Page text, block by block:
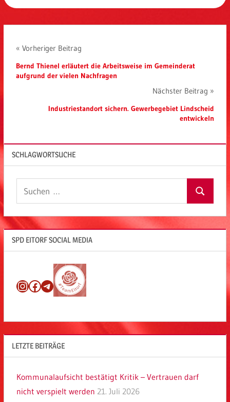
Beitragsnavigation
« Vorheriger Beitrag
Bernd Thienel erläutert die Arbeitsweise im Gemeinderat
aufgrund der vielen Nachfragen
Nächster Beitrag »
Industriestandort sichern. Gewerbegebiet Lindscheid
entwickeln
SCHLAGWORTSUCHE
Suchen
SPD EITORF SOCIAL MEDIA
Instagram
Facebook
Telegram
LETZTE BEITRÄGE
Kommunalaufsicht bestätigt Kritik – Vertrauen darf
nicht verspielt werden 21. Juli 2026